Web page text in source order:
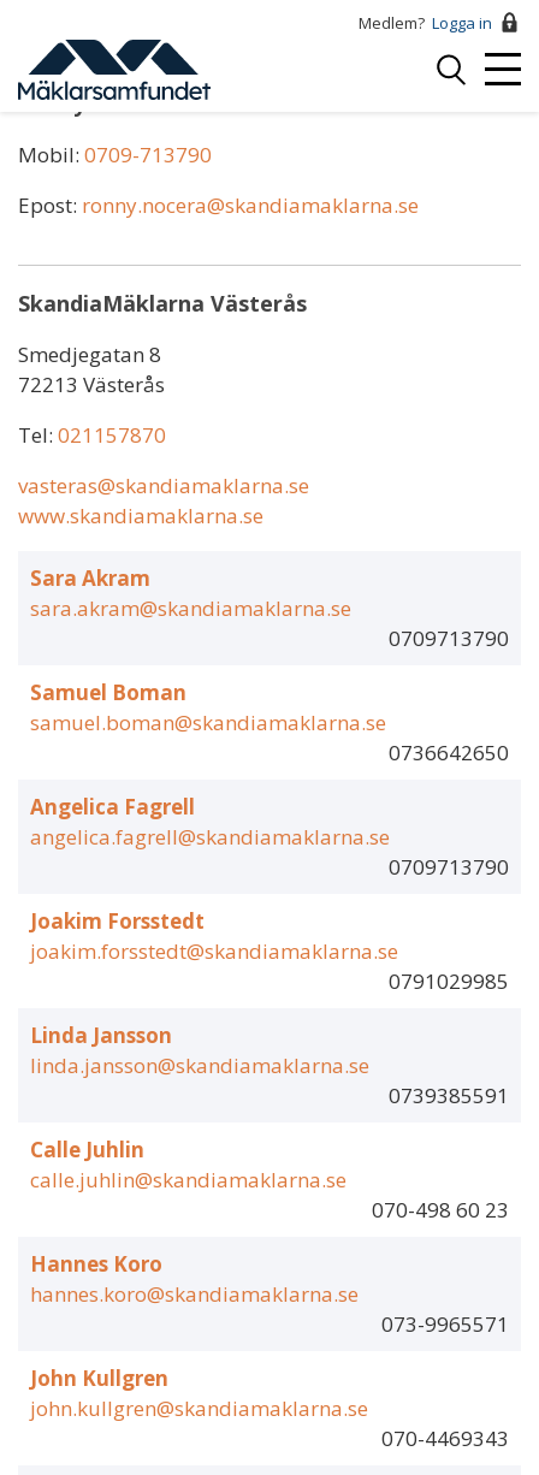
huvudinnehåll
Medlem? Logga in
Logga
Ronny Nocera
Mobil: 0709-713790
Epost: ronny.nocera@skandiamaklarna.se
SkandiaMäklarna Västerås
Smedjegatan 8
72213 Västerås
Tel: 021157870
vasteras@skandiamaklarna.se
www.skandiamaklarna.se
Sara Akram
sara.akram@skandiamaklarna.se
0709713790
Samuel Boman
samuel.boman@skandiamaklarna.se
0736642650
Angelica Fagrell
angelica.fagrell@skandiamaklarna.se
0709713790
Joakim Forsstedt
joakim.forsstedt@skandiamaklarna.se
0791029985
Linda Jansson
linda.jansson@skandiamaklarna.se
0739385591
Calle Juhlin
calle.juhlin@skandiamaklarna.se
070-498 60 23
Hannes Koro
hannes.koro@skandiamaklarna.se
073-9965571
John Kullgren
john.kullgren@skandiamaklarna.se
070-4469343